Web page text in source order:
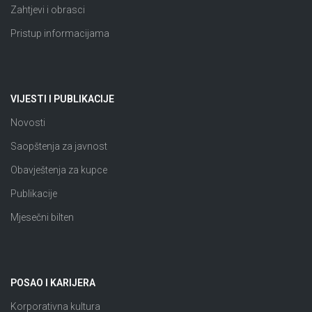
Zahtjevi i obrasci
Pristup informacijama
VIJESTI I PUBLIKACIJE
Novosti
Saopštenja za javnost
Obavještenja za kupce
Publikacije
Mjesečni bilten
POSAO I KARIJERA
Korporativna kultura